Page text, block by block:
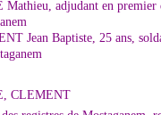
Mathieu, adjudant en
Jean Baptiste, 25 ans,
CLEMENT